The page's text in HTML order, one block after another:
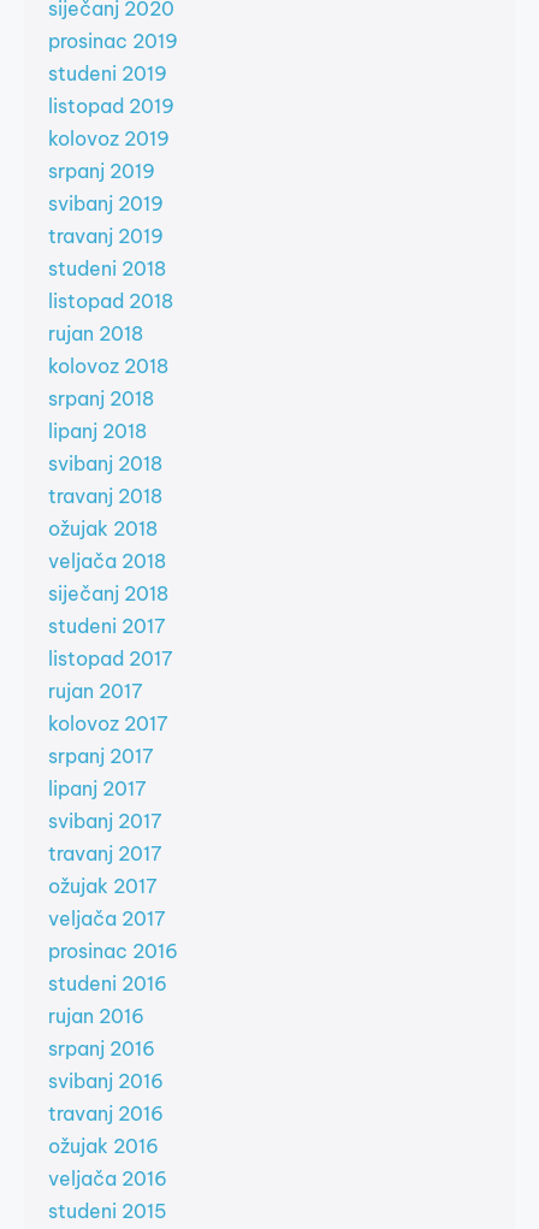
siječanj 2020
prosinac 2019
studeni 2019
listopad 2019
kolovoz 2019
srpanj 2019
svibanj 2019
travanj 2019
studeni 2018
listopad 2018
rujan 2018
kolovoz 2018
srpanj 2018
lipanj 2018
svibanj 2018
travanj 2018
ožujak 2018
veljača 2018
siječanj 2018
studeni 2017
listopad 2017
rujan 2017
kolovoz 2017
srpanj 2017
lipanj 2017
svibanj 2017
travanj 2017
ožujak 2017
veljača 2017
prosinac 2016
studeni 2016
rujan 2016
srpanj 2016
svibanj 2016
travanj 2016
ožujak 2016
veljača 2016
studeni 2015